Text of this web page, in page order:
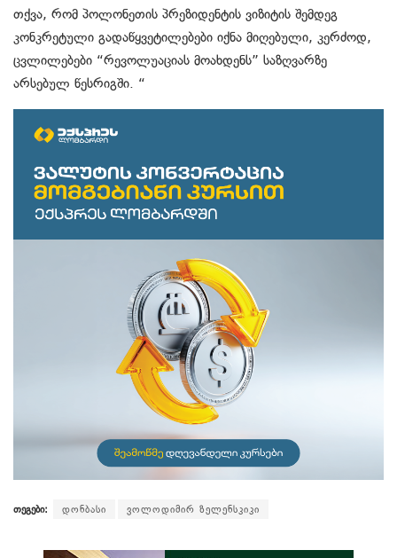
თქვა, რომ პოლონეთის პრეზიდენტის ვიზიტის შემდეგ
კონკრეტული გადაწყვეტილებები იქნა მიღებული, კერძოდ,
ცვლილებები “რევოლუაციას მოახდენს” საზღვარზე
არსებულ წესრიგში. “
თეგები: დონბასი ვოლოდიმირ ზელენსკიკი